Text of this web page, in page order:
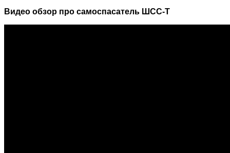
Видео обзор про самоспасатель ШСС-Т